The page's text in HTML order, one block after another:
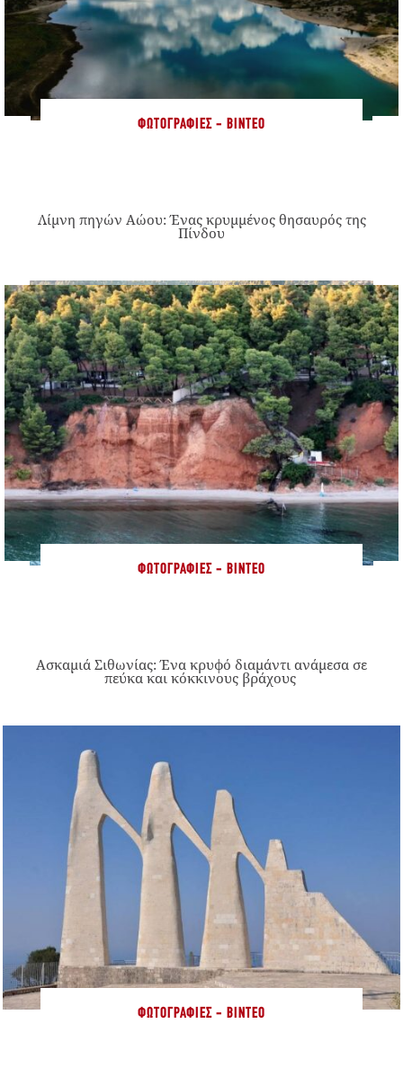
ΦΩΤΟΓΡΑΦΊΕΣ - ΒΊΝΤΕΟ
Λίμνη πηγών Αώου: Ένας κρυμμένος θησαυρός της
Πίνδου
ΦΩΤΟΓΡΑΦΊΕΣ - ΒΊΝΤΕΟ
Ασκαμιά Σιθωνίας: Ένα κρυφό διαμάντι ανάμεσα σε
πεύκα και κόκκινους βράχους
ΦΩΤΟΓΡΑΦΊΕΣ - ΒΊΝΤΕΟ